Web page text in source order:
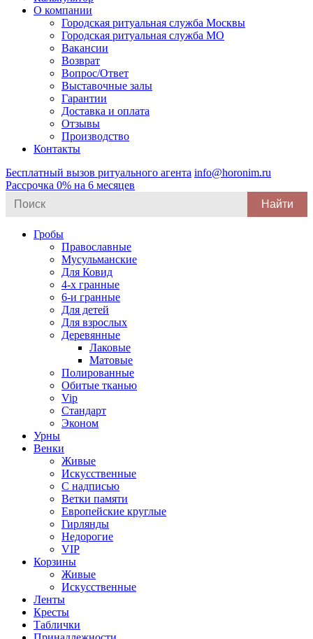
О компании
Городская ритуальная служба Москвы
Городская ритуальная служба МО
Вакансии
Возврат
Вопрос/Ответ
Выставочные залы
Гарантии
Доставка и оплата
Отзывы
Производство
Контакты
Бесплатный вызов ритуального агента info@horonim.ru
Рассрочка 0% на 6 месяцев
for:
Гробы
Православные
Мусульманские
Для Ковид
4-х гранные
6-и гранные
Для детей
Для взрослых
Деревянные
Лаковые
Матовые
Полированные
Обитые тканью
Vip
Стандарт
Эконом
Урны
Венки
Живые
Искусственные
С надписью
Ветки памяти
Европейские круглые
Гирлянды
Недорогие
VIP
Корзины
Живые
Искусственные
Ленты
Кресты
Таблички